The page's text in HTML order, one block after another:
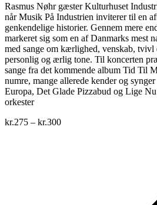
Rasmus Nøhr gæster Kulturhuset
når Musik På Industrien inviterer til en
genkendelige historier. Gennem mere
markeret sig som en af Danmarks mest
med sange om kærlighed, venskab, tvivl
personlig og ærlig tone. Til koncerten
sange fra det kommende album Tid Til
numre, mange allerede kender og
Europa, Det Glade Pizzabud og Lige
orkester
kr.275 – kr.300